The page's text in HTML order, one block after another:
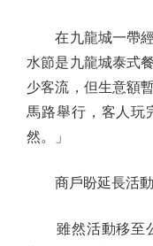
在九龍城一帶經
水節是九龍城泰式
少客流，但生意額
馬路舉行，客人玩
然。」
商戶盼延長活動
雖然活動移至公